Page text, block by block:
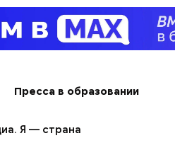
Пресса в образовании
Я — страна